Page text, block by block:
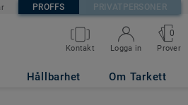
PROFFS PRIVATPERSONER
Kontakt Logga in
0
Prover
Hållbarhet Om Tarkett